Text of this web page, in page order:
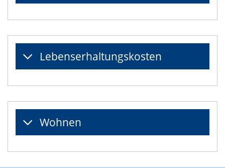
Lebenserhaltungskosten
Wohnen